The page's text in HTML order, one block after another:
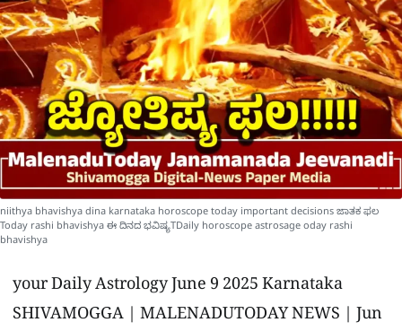
niithya bhavishya dina karnataka horoscope today important decisions ಜಾತಕ ಫಲ
Today rashi bhavishya ಈ ದಿನದ ಭವಿಷ್ಯTDaily horoscope astrosage oday rashi
bhavishya
your Daily Astrology June 9 2025 Karnataka
SHIVAMOGGA | MALENADUTODAY NEWS |Jun